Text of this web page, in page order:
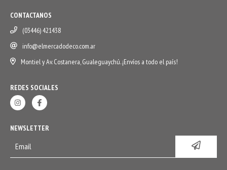
CONTACTANOS
(03446) 421438
info@elmercadodeco.com.ar
Montiel y Av. Costanera, Gualeguaychú. ¡Envíos a todo el país!
REDES SOCIALES
NEWSLETTER